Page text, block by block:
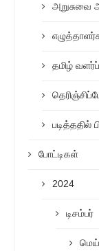
அறுசுவை
தமிழ்
படித்ததில்
போட்டிகள்
2024
டிசம்பர்